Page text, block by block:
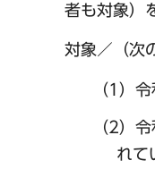
者も対象）
対象／（次
（1）
（2）
れて